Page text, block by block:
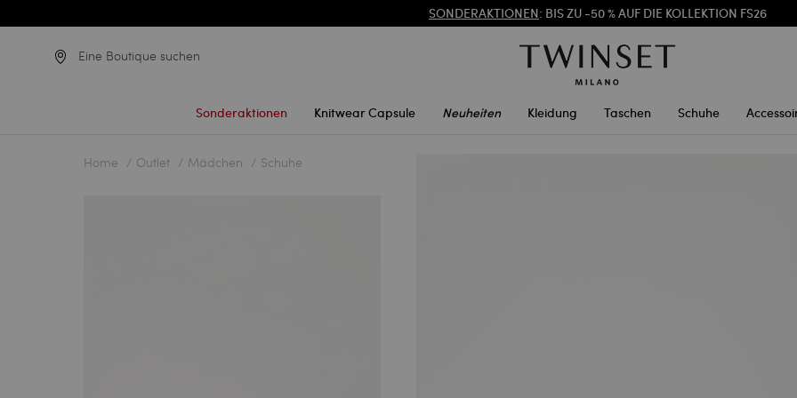
REGISTRIEREN SIE SICHFÜR DEN KOSTENLOSEN VERSAND
Eine Boutique suchen
Sonderaktionen Knitwear Capsule Neuheiten Kleidung Taschen Schuhe
Home Outlet Mädchen Schuhe